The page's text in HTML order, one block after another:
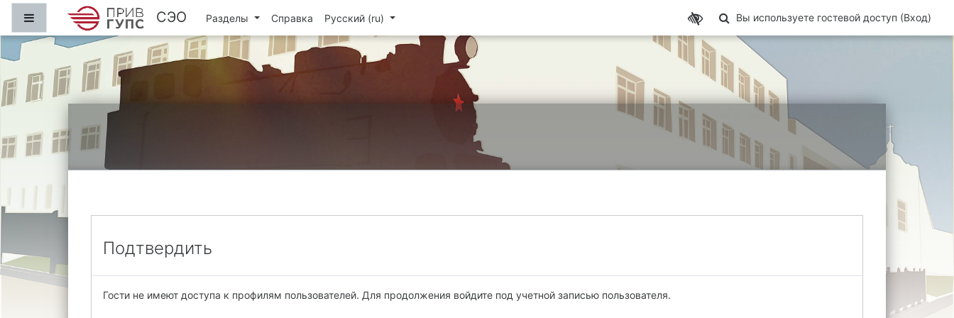
Перейти к основному содержанию
Боковая панель СЭО Разделы Справка Русский ‎(ru)‎ Изменить данные поисковой строки
Вы используете гостевой доступ (Вход)
Подтвердить
Гости не имеют доступа к профилям пользователей. Для продолжения войдите под учетной записью пользователя.